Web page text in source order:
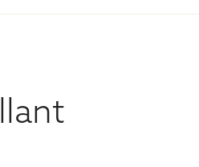
Dárky k nákupu